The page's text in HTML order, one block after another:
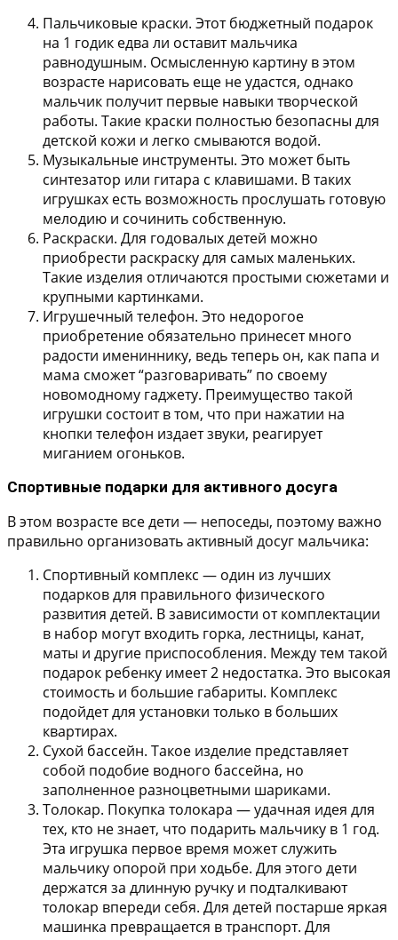
Пальчиковые краски. Этот бюджетный подарок
на 1 годик едва ли оставит мальчика
равнодушным. Осмысленную картину в этом
возрасте нарисовать еще не удастся, однако
мальчик получит первые навыки творческой
работы. Такие краски полностью безопасны для
детской кожи и легко смываются водой.
Музыкальные инструменты. Это может быть
синтезатор или гитара с клавишами. В таких
игрушках есть возможность прослушать готовую
мелодию и сочинить собственную.
Раскраски. Для годовалых детей можно
приобрести раскраску для самых маленьких.
Такие изделия отличаются простыми сюжетами и
крупными картинками.
Игрушечный телефон. Это недорогое
приобретение обязательно принесет много
радости имениннику, ведь теперь он, как папа и
мама сможет “разговаривать” по своему
новомодному гаджету. Преимущество такой
игрушки состоит в том, что при нажатии на
кнопки телефон издает звуки, реагирует
миганием огоньков.
Спортивные подарки для активного досуга
В этом возрасте все дети — непоседы, поэтому важно
правильно организовать активный досуг мальчика:
Спортивный комплекс — один из лучших
подарков для правильного физического
развития детей. В зависимости от комплектации
в набор могут входить горка, лестницы, канат,
маты и другие приспособления. Между тем такой
подарок ребенку имеет 2 недостатка. Это высокая
стоимость и большие габариты. Комплекс
подойдет для установки только в больших
квартирах.
Сухой бассейн. Такое изделие представляет
собой подобие водного бассейна, но
заполненное разноцветными шариками.
Толокар. Покупка толокара — удачная идея для
тех, кто не знает, что подарить мальчику в 1 год.
Эта игрушка первое время может служить
мальчику опорой при ходьбе. Для этого дети
держатся за длинную ручку и подталкивают
толокар впереди себя. Для детей постарше яркая
машинка превращается в транспорт. Для